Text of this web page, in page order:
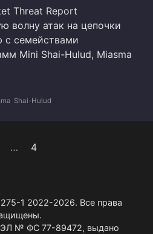
Threat Report
волну атак на цепочки
с семействами
Mini Shai-Hulud, Miasma
Shai-Hulud
… 4
1 2022-2026. Все права
ЭЛ № ФС 77-89472, выдано